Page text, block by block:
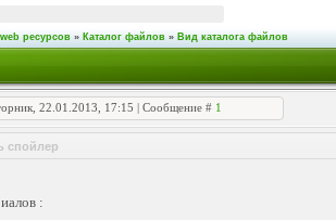
ресурсов » Каталог файлов » Вид каталога файлов
22.01.2013, 17:15 | Сообщение # 1
: